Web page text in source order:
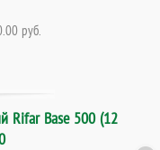
руб.
Rifar Base 500 (12